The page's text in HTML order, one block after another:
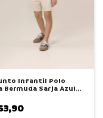
Infantil Polo
Bermuda Sarja Azul